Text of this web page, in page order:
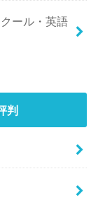
ール・英語
判